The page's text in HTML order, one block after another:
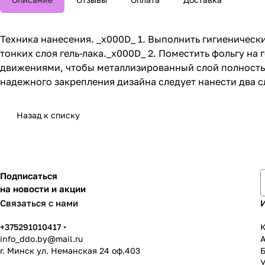
Техника нанесения. _x000D_ 1. Выполнить
тонких слоя гель-лака._x000D_ 2. Поместить фольгу
движениями, чтобы металлизированный слой
надежного закрепления дизайна следует нанести два
Назад к списку
Подписаться
на новости и акции
Связаться с нами
+375291010417
info_ddo.by@mail.ru
г. Минск ул. Неманская 24 оф.403